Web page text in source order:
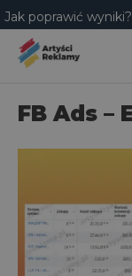
Jak poprawić wyniki?
FB Ads –